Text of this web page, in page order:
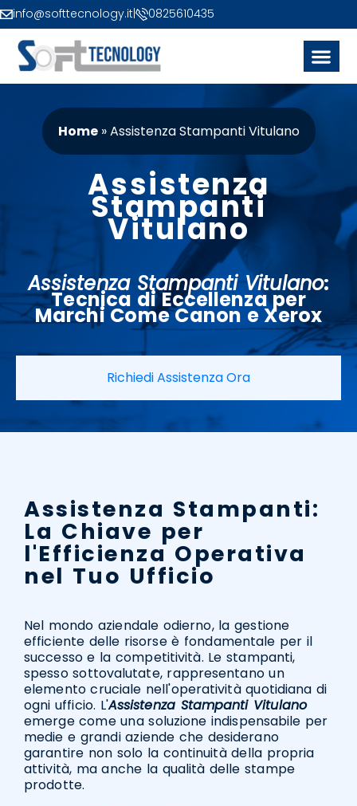
info@softtecnology.it 0825610435
Home»Assistenza Stampanti Vitulano
Assistenza
Stampanti
Vitulano
Assistenza Stampanti Vitulano:
Tecnica di Eccellenza per
Marchi ComeCanon eXerox
Richiedi Assistenza Ora
Assistenza Stampanti:
La Chiave per
l'Efficienza Operativa
nel Tuo Ufficio
Nel mondo aziendale odierno, la gestione
efficiente delle risorse è fondamentale per il
successo e la competitività. Le stampanti,
spesso sottovalutate, rappresentano un
elemento cruciale nell'operatività quotidiana di
ogni ufficio. L'Assistenza Stampanti Vitulano
emerge come una soluzione indispensabile per
medie e grandi aziende che desiderano
garantire non solo la continuità della propria
attività, ma anche la qualità delle stampe
prodotte.